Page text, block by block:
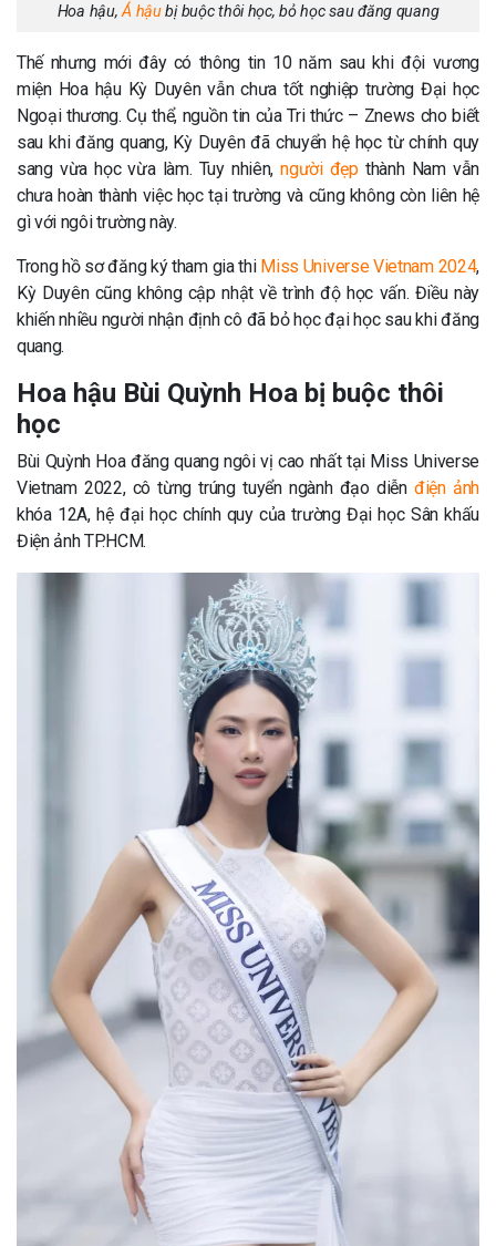
Hoa hậu,Á hậubị buộc thôi học, bỏ học sau đăng quang
Thế nhưng mới đây có thông tin 10 năm sau khi đội vương
miện Hoa hậu Kỳ Duyên vẫn chưa tốt nghiệp trường Đại học
Ngoại thương. Cụ thể, nguồn tin của Tri thức – Znews cho biết
sau khi đăng quang, Kỳ Duyên đã chuyển hệ học từ chính quy
sang vừa học vừa làm. Tuy nhiên,người đẹpthành Nam vẫn
chưa hoàn thành việc học tại trường và cũng không còn liên hệ
gì với ngôi trường này.
Trong hồ sơ đăng ký tham gia thi Miss Universe Vietnam 2024,
Kỳ Duyên cũng không cập nhật về trình độ học vấn. Điều này
khiến nhiều người nhận định cô đã bỏ học đại học sau khi đăng
quang.
Hoa hậu Bùi Quỳnh Hoa bị buộc thôi
học
Bùi Quỳnh Hoa đăng quang ngôi vị cao nhất tại Miss Universe
Vietnam 2022, cô từng trúng tuyển ngành đạo diễn điện ảnh
khóa 12A, hệ đại học chính quy của trường Đại học Sân khấu
Điện ảnh TP.HCM.